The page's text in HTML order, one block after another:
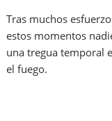
Tras muchos
estos momentos
una tregua temporal
el fuego.